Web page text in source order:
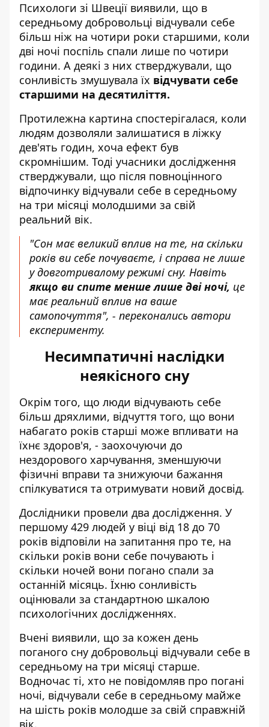
Психологи зі Швеції виявили, що в
середньому добровольці відчували себе
більш ніж на чотири роки старшими, коли
дві ночі поспіль спали лише по чотири
години. А деякі з них стверджували, що
сонливість змушувала їх відчувати себе
старшими на десятиліття.
Протилежна картина спостерігалася, коли
людям дозволяли залишатися в ліжку
дев'ять годин, хоча ефект був
скромнішим. Тоді учасники дослідження
стверджували, що після повноцінного
відпочинку відчували себе в середньому
на три місяці молодшими за свій
реальний вік.
"Сон має великий вплив на те, на скільки
років ви себе почуваєте, і справа не лише
у довготривалому режимі сну. Навіть
якщо ви спите менше лише дві ночі, це
має реальний вплив на ваше
самопочуття", - переконались автори
експерименту.
Несимпатичні наслідки
неякісного сну
Окрім того, що люди відчувають себе
більш дряхлими, відчуття того, що вони
набагато років старші може впливати на
їхнє здоров'я, - заохочуючи до
нездорового харчування, зменшуючи
фізичні вправи та знижуючи бажання
спілкуватися та отримувати новий досвід.
Дослідники провели два дослідження. У
першому 429 людей у віці від 18 до 70
років відповіли на запитання про те, на
скільки років вони себе почувають і
скільки ночей вони погано спали за
останній місяць. Їхню сонливість
оцінювали за стандартною шкалою
психологічних дослідженнях.
Вчені виявили, що за кожен день
поганого сну добровольці відчували себе в
середньому на три місяці старше.
Водночас ті, хто не повідомляв про погані
ночі, відчували себе в середньому майже
на шість років молодше за свій справжній
вік.